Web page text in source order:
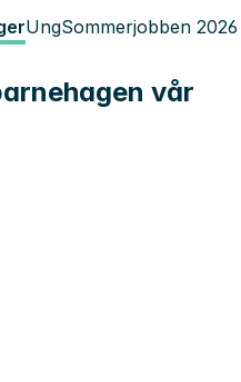
UngSommerjobben 2026
vår